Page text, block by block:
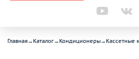
Главная→ Каталог→ Кондиционеры→ Кассетные